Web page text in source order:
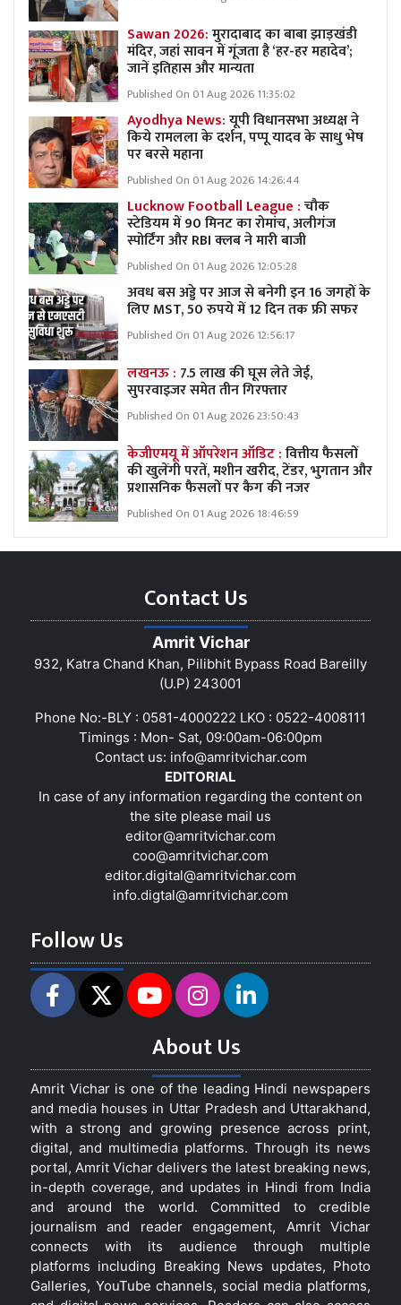
Sawan 2026:मुरादाबाद का बाबा झाड़खंडी
मंदिर, जहां सावन में गूंजता है ‘हर-हर महादेव’;
जानें इतिहास और मान्यता
Published On 01 Aug 2026 11:35:02
Ayodhya News:यूपी विधानसभा अध्यक्ष ने
किये रामलला के दर्शन, पप्पू यादव के साधु भेष
पर बरसे महाना
Published On 01 Aug 2026 14:26:44
Lucknow Football League :चौक
स्टेडियम में 90 मिनट का रोमांच, अलीगंज
स्पोर्टिंग और RBI क्लब ने मारी बाजी
Published On 01 Aug 2026 12:05:28
अवध बस अड्डे पर आज से बनेगी इन 16 जगहों के
लिए MST, 50 रुपये में 12 दिन तक फ्री सफर
Published On 01 Aug 2026 12:56:17
लखनऊ : 7.5 लाख की घूस लेते जेई,
सुपरवाइजर समेत तीन गिरफ्तार
Published On 01 Aug 2026 23:50:43
केजीएमयू में ऑपरेशन ऑडिट :वित्तीय फैसलों
की खुलेंगी परतें, मशीन खरीद, टेंडर, भुगतान और
प्रशासनिक फैसलों पर कैग की नजर
Published On 01 Aug 2026 18:46:59
Contact Us
Amrit Vichar
932, Katra Chand Khan, Pilibhit Bypass Road Bareilly
(U.P) 243001
Phone No:-BLY : 0581-4000222 LKO : 0522-4008111
Timings : Mon- Sat, 09:00am-06:00pm
Contact us: info@amritvichar.com
EDITORIAL
In case of any information regarding the content on
the site please mail us
editor@amritvichar.com
coo@amritvichar.com
editor.digital@amritvichar.com
info.digtal@amritvichar.com
Follow Us
About Us
Amrit Vichar is one of the leading Hindi newspapers
and media houses in Uttar Pradesh and Uttarakhand,
with a strong and growing presence across print,
digital, and multimedia platforms. Through its news
portal, Amrit Vichar delivers the latest breaking news,
in-depth coverage, and updates in Hindi from India
and around the world. Committed to credible
journalism and reader engagement, Amrit Vichar
connects with its audience through multiple
platforms including Breaking News updates, Photo
Galleries, YouTube channels, social media platforms,